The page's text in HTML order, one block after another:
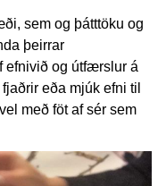
sem og þátttöku og
þeirrar
efnivið og útfærslur á
eða mjúk efni til
með föt af sér sem